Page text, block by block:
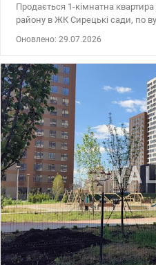
Продається 1-кімнатна квартира
району в ЖК Сирецькі сади, по
квартирі є засклена панорамна
балкон. Обєкт здається із
штукатуркою стін, радіаторами,
протиударними вхідними
лічильники на тепло, воду,
охорона, відеоспостереження.
будівництво великого ТРЦ із
громадського транспорту 7
нової станції метро Мостицька
дитячі та спортивні
продуктові магазинчики. Ціна: 68000 у.о. 0974319290 Анна
valion.ua/1115949
Оновлено: 29.07.2026